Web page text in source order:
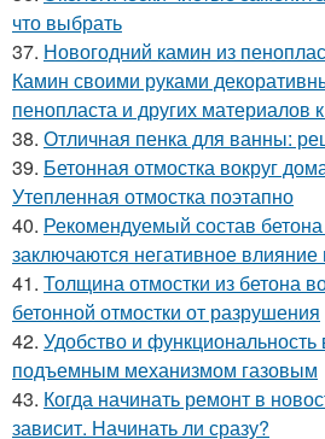
что выбрать
37. Новогодний камин из
Камин своими руками
пенопласта и других материалов
38. Отличная пенка для ванны:
39. Бетонная отмостка вокруг
Утепленная отмостка поэтапно
40. Рекомендуемый состав
заключаются негативное
41. Толщина отмостки из бетона
бетонной отмостки от разрушения
42. Удобство и функциональность
подъемным механизмом газовым
43. Когда начинать ремонт в
зависит. Начинать ли сразу?